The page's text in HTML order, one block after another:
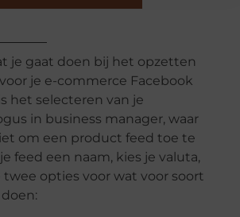
je gaat doen bij het opzetten
je e-commerce Facebook
het selecteren van je
in business manager, waar
om een product feed toe te
feed een naam, kies je valuta,
twee opties voor wat voor soort